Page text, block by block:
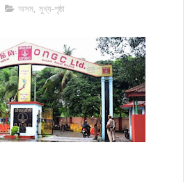
অসম, মুখ্য-পৃষ্ঠা